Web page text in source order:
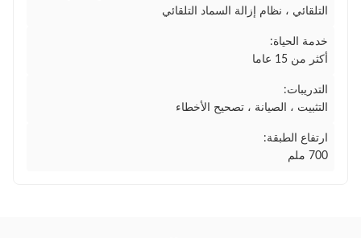
التلقائي ، نظام إزالة السماد التلقائي
خدمة الحياة:
أكثر من 15 عاما
التدريبات:
التثبيت ، الصيانة ، تصحيح الأخطاء
ارتفاع الطبقة:
700 ملم